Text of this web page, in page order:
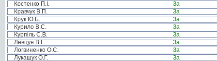
Костенко П.І.
За
Кравчук В.П.
За
Крук Ю.Б.
За
Курило В.С.
За
Курпіль С.В.
За
Левцун В.І.
За
Логвиненко О.С.
За
Лукашук О.Г.
За